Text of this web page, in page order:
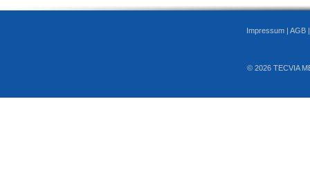
Impressum | AGB
© 2026 TECVIA